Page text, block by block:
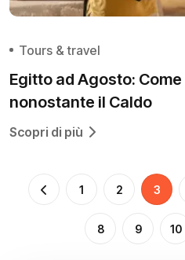
Tours & travel
Egitto ad Agosto:
nonostante il Caldo
Scopri di più
1 2 3
8 9 10